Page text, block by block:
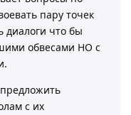
пару точек
диалоги что бы
обвесами НО с
с их